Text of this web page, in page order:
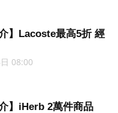
】Lacoste最高5折 經
08:00
】iHerb 2萬件商品